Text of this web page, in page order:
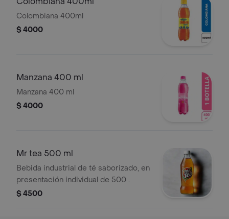
Colombiana 400ml
$ 4000
Manzana 400 ml
Manzana 400 ml
$ 4000
Mr tea 500 ml
Bebida industrial de té saborizado, en
presentación individual de 500
mililitros.
$ 4500